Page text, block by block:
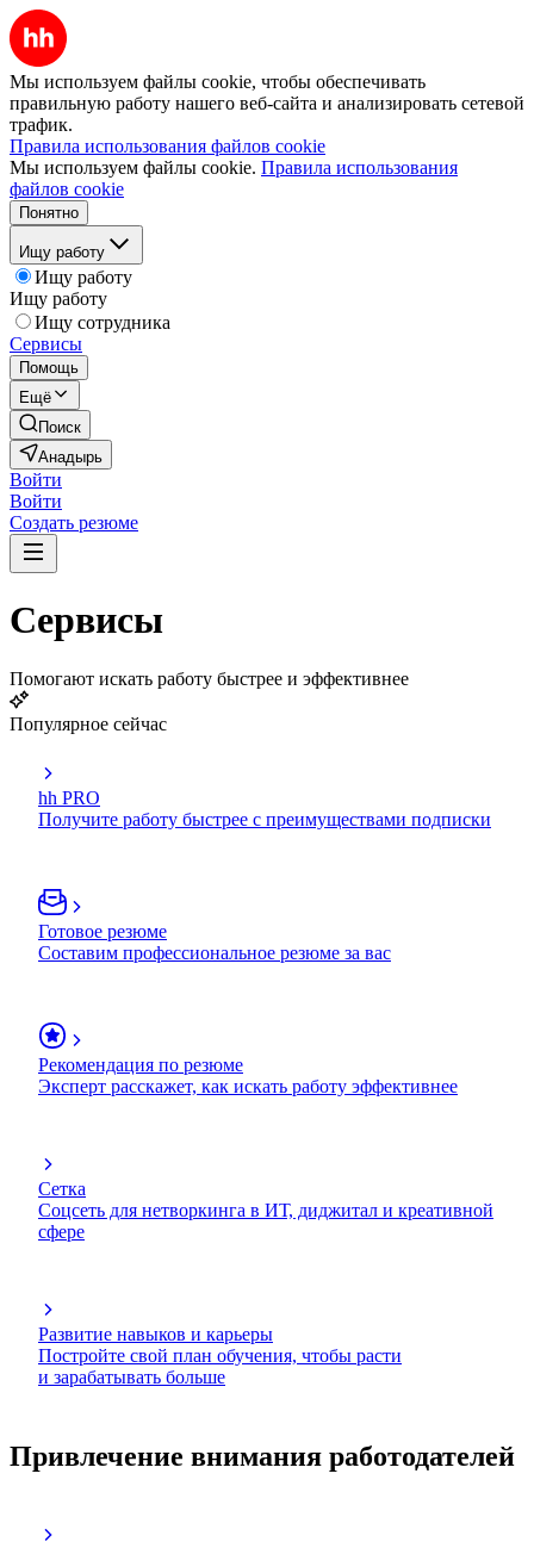
Мы используем файлы cookie, чтобы обеспечивать
правильную работу нашего веб-сайта и анализировать сетевой
трафик.
Правила использования файлов cookie
Мы используем файлы cookie. Правила использования
файлов cookie
Понятно
Ищу работу
Ищу работу
Ищу работу
Ищу сотрудника
Сервисы
Помощь
Ещё
Поиск
Анадырь
Войти
Войти
Создать резюме
Сервисы
Помогают искать работу быстрее и эффективнее
Популярное сейчас
hh PRO
Получите работу быстрее с преимуществами подписки
Готовое резюме
Составим профессиональное резюме за вас
Рекомендация по резюме
Эксперт расскажет, как искать работу эффективнее
Сетка
Соцсеть для нетворкинга в ИТ, диджитал и креативной
сфере
Развитие навыков и карьеры
Постройте свой план обучения, чтобы расти
и зарабатывать больше
Привлечение внимания работодателей